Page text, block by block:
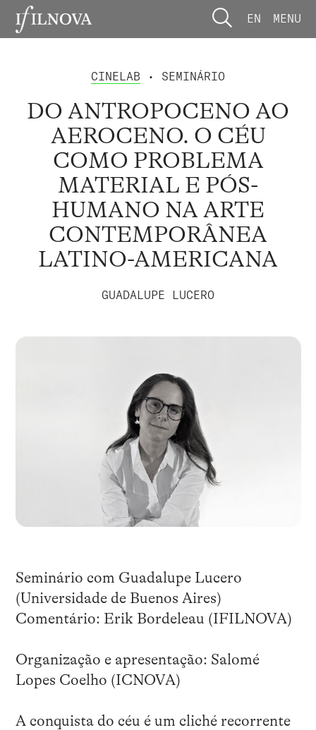
EN MENU
CINELAB • SEMINÁRIO
DO ANTROPOCENO AO
AEROCENO. O CÉU
COMO PROBLEMA
MATERIAL E PÓS-
HUMANO NA ARTE
CONTEMPORÂNEA
LATINO-AMERICANA
GUADALUPE LUCERO
Seminário com Guadalupe Lucero
(Universidade de Buenos Aires)
Comentário: Erik Bordeleau (IFILNOVA)
Organização e apresentação: Salomé
Lopes Coelho (ICNOVA)
A conquista do céu é um cliché recorrente